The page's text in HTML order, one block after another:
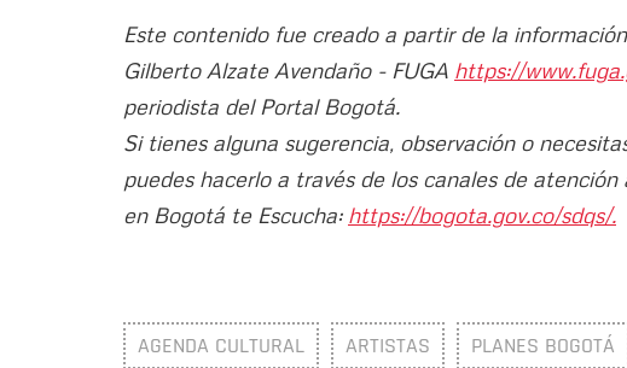
Este contenido fue creado a partir de la
Gilberto Alzate Avendaño - FUGA https://
periodista del Portal Bogotá.
Si tienes alguna sugerencia, observación o
puedes hacerlo a través de los canales de
en Bogotá te Escucha: https://bogota.gov.co/sdqs/.
AGENDA CULTURAL ARTISTAS PLANES BOGOTÁ